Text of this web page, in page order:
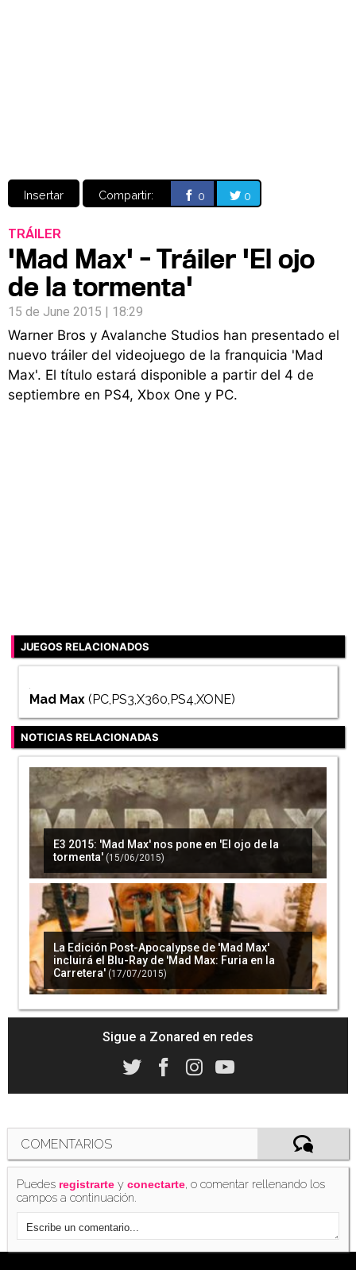
Insertar Compartir: 0 0
TRÁILER
'Mad Max' - Tráiler 'El ojo
de la tormenta'
15 de June 2015 | 18:29
Warner Bros y Avalanche Studios han presentado el
nuevo tráiler del videojuego de la franquicia 'Mad
Max'. El título estará disponible a partir del 4 de
septiembre en PS4, Xbox One y PC.
JUEGOS RELACIONADOS
Mad Max (PC,PS3,X360,PS4,XONE)
NOTICIAS RELACIONADAS
E3 2015: 'Mad Max' nos pone en 'El ojo de la
tormenta' (15/06/2015)
La Edición Post-Apocalypse de 'Mad Max'
incluirá el Blu-Ray de 'Mad Max: Furia en la
Carretera' (17/07/2015)
Sigue a Zonared en redes
COMENTARIOS
Puedes registrarte yconectarte, o comentar rellenando los
campos a continuación.